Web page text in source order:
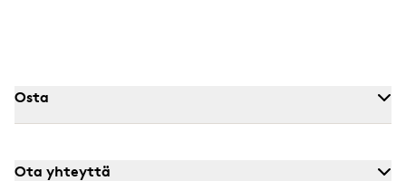
Osta
Ota yhteyttä